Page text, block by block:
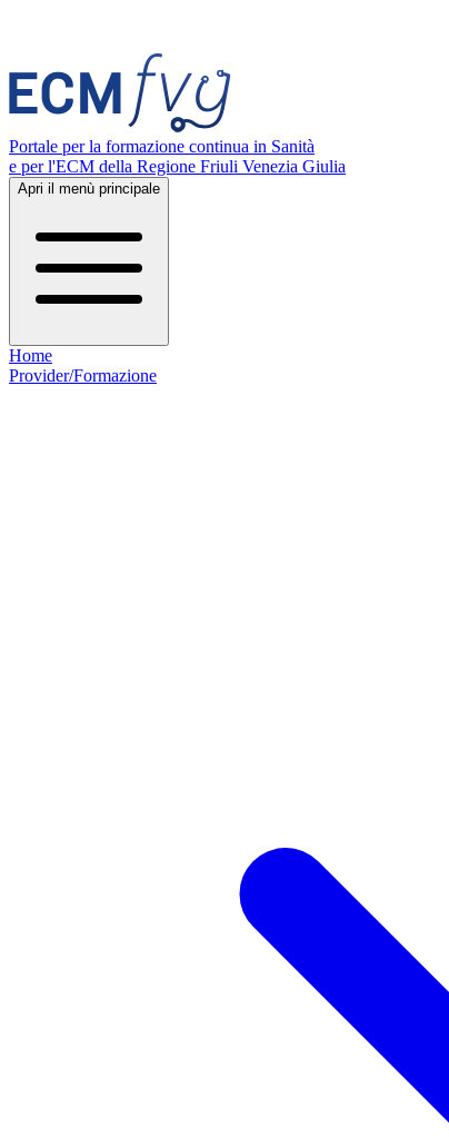
Portale per la formazione continua in Sanità
e per l'ECM della Regione Friuli Venezia Giulia
Apri il menù principale
Home
Provider/Formazione